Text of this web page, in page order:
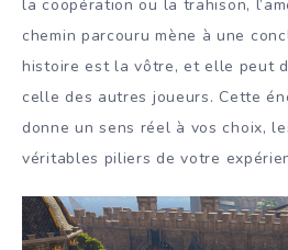
la coopération ou la trahison,
chemin parcouru mène à une
histoire est la vôtre, et elle peut
celle des autres joueurs. Cette
donne un sens réel à vos choix,
véritables piliers de votre